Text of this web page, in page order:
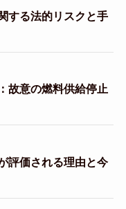
する法的リスクと手
故意の燃料供給停止
評価される理由と今